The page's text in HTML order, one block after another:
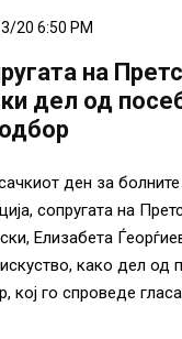
20 6:50 PM
на
дел од
ден за
сопругата на
Елизабета
како дел од
кој го спроведе